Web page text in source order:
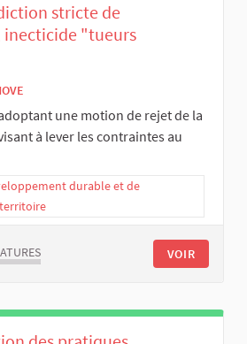
stricte de
"tueurs
une motion de rejet de la
à lever les contraintes au
durable et de
VOIR